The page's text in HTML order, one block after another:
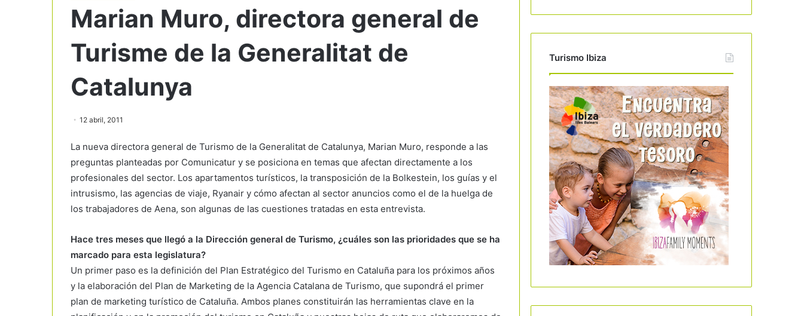
Marian Muro, directora general de
Turisme de la Generalitat de
Catalunya
12 abril, 2011
La nueva directora general de Turismo de la Generalitat de Catalunya, Marian Muro, responde a las
preguntas planteadas por Comunicatur y se posiciona en temas que afectan directamente a los
profesionales del sector. Los apartamentos turísticos, la transposición de la Bolkestein, los guías y el
intrusismo, las agencias de viaje, Ryanair y cómo afectan al sector anuncios como el de la huelga de
los trabajadores de Aena, son algunas de las cuestiones tratadas en esta entrevista.
Hace tres meses que llegó a la Dirección general de Turismo, ¿cuáles son las prioridades que se ha
marcado para esta legislatura?
Un primer paso es la definición del Plan Estratégico del Turismo en Cataluña para los próximos años
y la elaboración del Plan de Marketing de la Agencia Catalana de Turismo, que supondrá el primer
plan de marketing turístico de Cataluña. Ambos planes constituirán las herramientas clave en la
Turismo Ibiza